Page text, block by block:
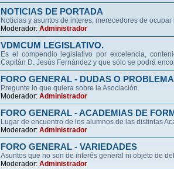
NOTICIAS DE PORTADA
Noticias y asuntos de interes, merecedores de
Moderador: Administrador
VDMCUM LEGISLATIVO.
Es el compendio legislativo por excelencia,
Capitán D. Jesús Fernández y que sólo se podrá
FORO GENERAL - DUDAS O
Pregunte lo que quiera sobre la Asociación.
Moderador: Administrador
FORO GENERAL - ACADEMIAS DE
Lugar de encuentro de los alumnos de las distintas
Moderador: Administrador
FORO GENERAL - VARIEDADES
Asuntos que no son de interés general ni objeto de
Moderador: Administrador